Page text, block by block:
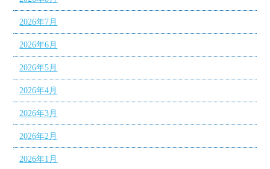
2026年7月
2026年6月
2026年5月
2026年4月
2026年3月
2026年2月
2026年1月